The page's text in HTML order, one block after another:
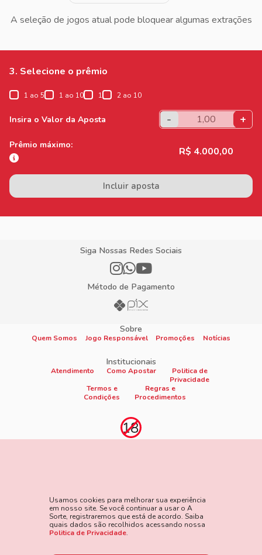
A seleção de jogos atual pode bloquear algumas extrações
3. Selecione o prêmio
1 ao 5 1 ao 10 1 2 ao 10
Insira o Valor da Aposta - +
Prêmio máximo:
R$ 4.000,00
Incluir aposta
Usamos cookies para melhorar sua experiência
em nosso site. Se você continuar a usar o A
Sorte, registraremos que está de acordo. Saiba
quais dados são recolhidos acessando nossa
Politica de Privacidade.
Siga Nossas Redes Sociais
Método de Pagamento
Sobre
Quem Somos Jogo Responsável Promoções Notícias
Institucionais
Atendimento Como Apostar
Politica de
Privacidade
Termos e
Condições
Regras e
Procedimentos
perdas financeiras e em excesso podem causar riscos à saúde.
Veja nossa página de Jogo Responsável para mais detalhes e
as ferramentas disponíveis. Jogue com responsabilidade:
www.gamblersanonymous.orgAcesse aqui os Termos e
Condições do site.